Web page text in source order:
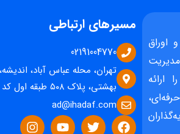
اوراق
ارائه
مسیرهای ارتباطی
02191004770
تهران، محله عباس آباد،
بهشتی، پلاک ۵۰۸ طبقه اول کد پستی (۱۵۹۶۹۸۳۵۱۱)
ad@ihadaf.com